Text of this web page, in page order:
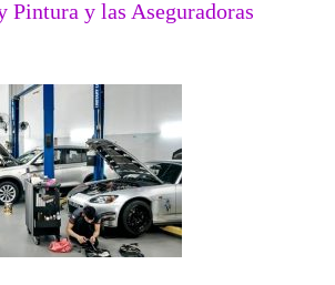
Pintura y las Aseguradoras